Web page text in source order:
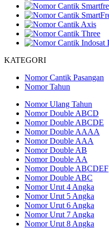
KATEGORI
Nomor Cantik Pasangan
Nomor Tahun
Nomor Ulang Tahun
Nomor Double ABCD
Nomor Double ABCDE
Nomor Double AAAA
Nomor Double AAA
Nomor Double AB
Nomor Double AA
Nomor Double ABCDEF
Nomor Double ABC
Nomor Urut 4 Angka
Nomor Urut 5 Angka
Nomor Urut 6 Angka
Nomor Urut 7 Angka
Nomor Urut 8 Angka